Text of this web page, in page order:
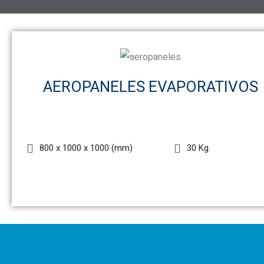
AEROPANELES EVAPORATIVOS
800 x 1000 x 1000 (mm) 30 Kg.